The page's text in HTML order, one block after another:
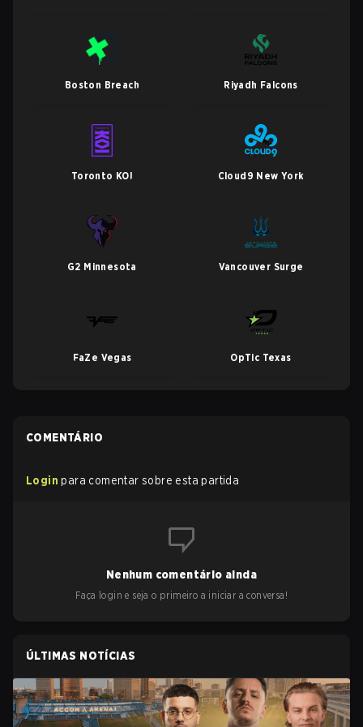
Boston Breach Riyadh Falcons
Toronto KOI Cloud9 New York
G2 Minnesota Vancouver Surge
FaZe Vegas OpTic Texas
COMENTÁRIO
Login para comentar sobre esta partida
Nenhum comentário ainda
Faça login e seja o primeiro a iniciar a conversa!
ÚLTIMAS NOTÍCIAS